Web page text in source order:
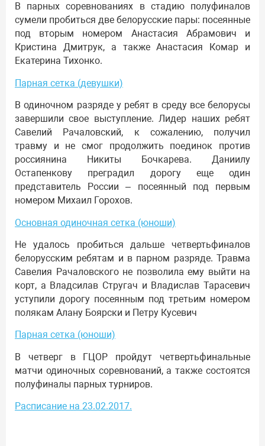
В парных соревнованиях в стадию полуфиналов
сумели пробиться две белорусские пары: посеянные
под вторым номером Анастасия Абрамович и
Кристина Дмитрук, а также Анастасия Комар и
Екатерина Тихонко.
Парная сетка (девушки)
В одиночном разряде у ребят в среду все белорусы
завершили свое выступление. Лидер наших ребят
Савелий Рачаловский, к сожалению, получил
травму и не смог продолжить поединок против
россиянина Никиты Бочкарева. Даниилу
Остапенкову преградил дорогу еще один
представитель России – посеянный под первым
номером Михаил Горохов.
Основная одиночная сетка (юноши)
Не удалось пробиться дальше четвертьфиналов
белорусским ребятам и в парном разряде. Травма
Савелия Рачаловского не позволила ему выйти на
корт, а Владсилав Стругач и Владислав Тарасевич
уступили дорогу посеянным под третьим номером
полякам Алану Боярски и Петру Кусевич
Парная сетка (юноши)
В четверг в ГЦОР пройдут четвертьфинальные
матчи одиночных соревнований, а также состоятся
полуфиналы парных турниров.
Расписание на 23.02.2017.